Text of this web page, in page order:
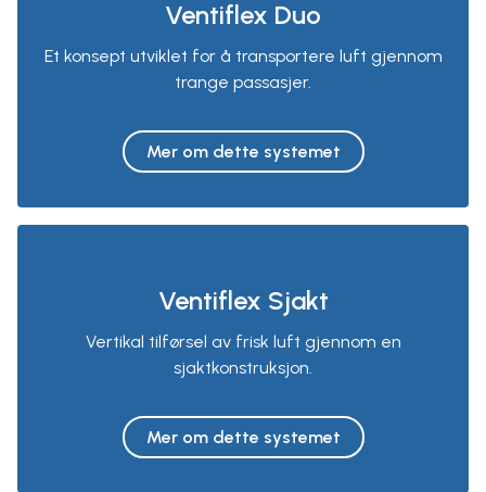
Ventiflex Duo
Et konsept utviklet for å transportere luft gjennom
trange passasjer.
Mer om dette systemet
Ventiflex Sjakt
Vertikal tilførsel av frisk luft gjennom en
sjaktkonstruksjon.
Mer om dette systemet